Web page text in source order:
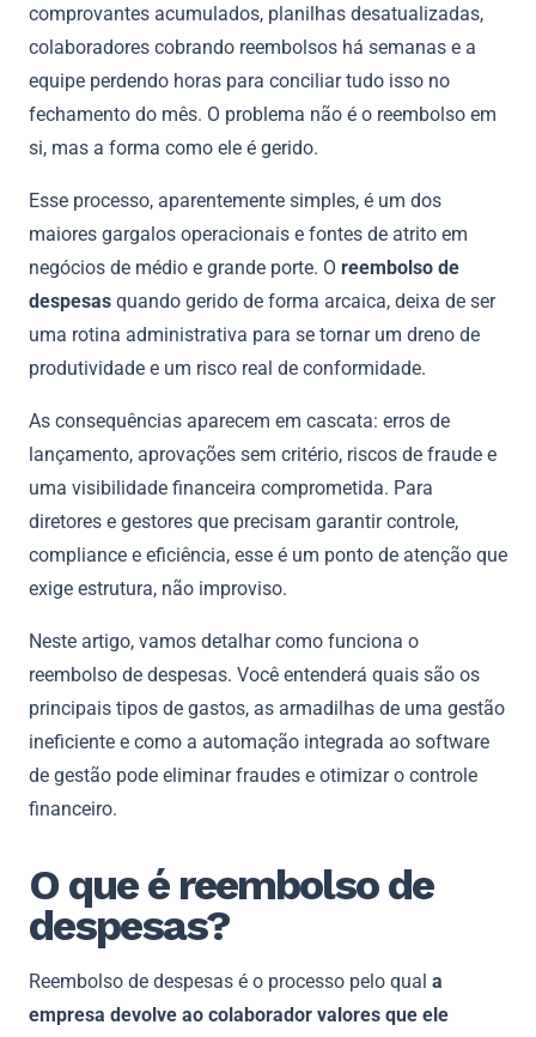
comprovantes acumulados, planilhas desatualizadas,
colaboradores cobrando reembolsos há semanas e a
equipe perdendo horas para conciliar tudo isso no
fechamento do mês. O problema não é o reembolso em
si, mas a forma como ele é gerido.
Esse processo, aparentemente simples, é um dos
maiores gargalos operacionais e fontes de atrito em
negócios de médio e grande porte. O reembolso de
despesas quando gerido de forma arcaica, deixa de ser
uma rotina administrativa para se tornar um dreno de
produtividade e um risco real de conformidade.
As consequências aparecem em cascata: erros de
lançamento, aprovações sem critério, riscos de fraude e
uma visibilidade financeira comprometida. Para
diretores e gestores que precisam garantir controle,
compliance e eficiência, esse é um ponto de atenção que
exige estrutura, não improviso.
Neste artigo, vamos detalhar como funciona o
reembolso de despesas. Você entenderá quais são os
principais tipos de gastos, as armadilhas de uma gestão
ineficiente e como a automação integrada ao software
de gestão pode eliminar fraudes e otimizar o controle
financeiro.
O que é reembolso de
despesas?
Reembolso de despesas é o processo pelo qual a
empresa devolve ao colaborador valores que ele